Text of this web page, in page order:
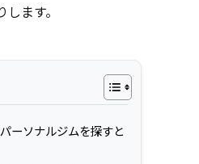
ます。
ーソナルジムを探すと